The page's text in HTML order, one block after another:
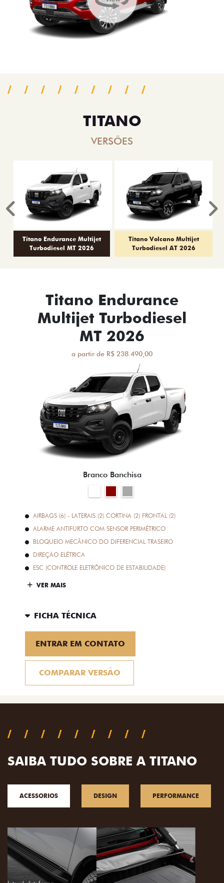
TITANO
VERSÕES
Titano Endurance Multijet
Turbodiesel MT 2026
Titano Volcano Multijet
Turbodiesel AT 2026
Anterior
Titano Endurance
Multijet Turbodiesel
MT 2026
a partir de R$ 238.490,00
Branco Banchisa
AIRBAGS (6) - LATERAIS (2) CORTINA (2) FRONTAL (2)
ALARME ANTIFURTO COM SENSOR PERIMÉTRICO
BLOQUEIO MECÂNICO DO DIFERENCIAL TRASEIRO
DIREÇÃO ELÉTRICA
ESC (CONTROLE ELETRÔNICO DE ESTABILIDADE)
VER MAIS
FICHA TÉCNICA
ENTRAR EM CONTATO
COMPARAR VERSÃO
SAIBA TUDO SOBRE A TITANO
ACESSORIOS DESIGN PERFORMANCE